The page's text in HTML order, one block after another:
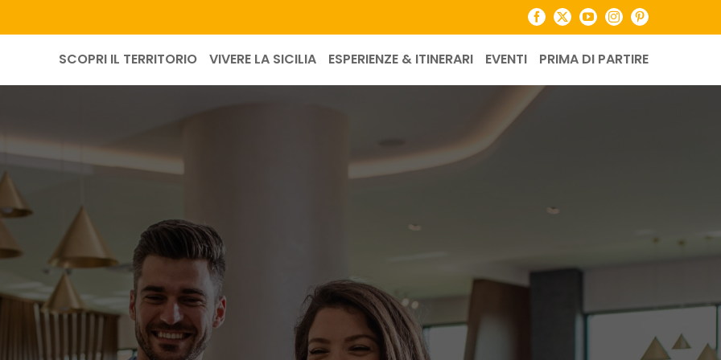
Facebook
X YouTubeInstagramPinterest
SCOPRI IL TERRITORIO VIVERE LA SICILIA ESPERIENZE & ITINERARI EVENTI PRIMA DI PARTIRE